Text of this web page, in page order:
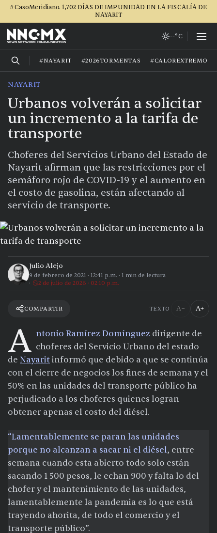
#CasoMeridiano. 1,702 DÍAS DE IMPUNIDAD EN LA FISCALÍA DE
NAYARIT
--°C
#NAYARIT #2026TORMENTAS #CALOREXTREMO
NAYARIT
Urbanos volverán a solicitar
un incremento a la tarifa de
transporte
Choferes del Servicios Urbano del Estado de
Nayarit afirman que las restricciones por el
semáforo rojo de COVID-19 y el aumento en
el costo de gasolina, están afectando al
servicio de transporte.
Julio Alejo
9 de febrero de 2021 · 12:41 p.m. · 1 min de lectura
2 de julio de 2026 · 02:10 p.m.
COMPARTIR TEXTO A− A+
A ntonio Ramírez Domínguez dirigente de
choferes del Servicio Urbano del estado
de Nayaritinformó que debido a que se continúa
con el cierre de negocios los fines de semana y el
50% en las unidades del transporte público ha
perjudicado a los choferes quienes logran
obtener apenas el costo del diésel.
“Lamentablemente se paran las unidades
porque no alcanzan a sacar ni el diésel, entre
semana cuando esta abierto todo solo están
sacando 1 500 pesos, le echan 900 y falta lo del
chofer y el mantenimiento de las unidades,
lamentablemente la pandemia es lo que está
trayendo ahorita, de todo el comercio y el
transporte público”.